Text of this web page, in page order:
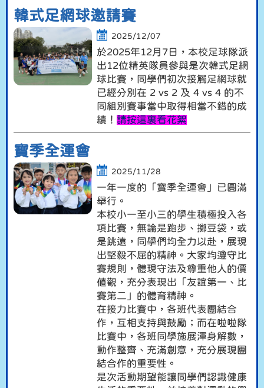
韓式足網球邀請賽
2025/12/07
於2025年12月7日，本校足球隊派
出12位精英隊員參與是次韓式足網
球比賽，同學們初次接觸足網球就
已經分別在 2 vs 2 及 4 vs 4 的不
同組別賽事當中取得相當不錯的成
績！ 請按這裏看花絮
寶季全運會
2025/11/28
一年一度的「寶季全運會」已圓滿
舉行。
本校小一至小三的學生積極投入各
項比賽，無論是跑步、擲豆袋，或
是跳遠，同學們均全力以赴，展現
出堅毅不屈的精神。大家均遵守比
賽規則，體現守法及尊重他人的價
值觀，充分表現出「友誼第一、比
賽第二」的體育精神。
在接力比賽中，各班代表團結合
作，互相支持與鼓勵；而在啦啦隊
比賽中，各班同學施展渾身解數，
動作整齊、充滿創意，充分展現團
結合作的重要性。
是次活動期望能讓同學們認識健康